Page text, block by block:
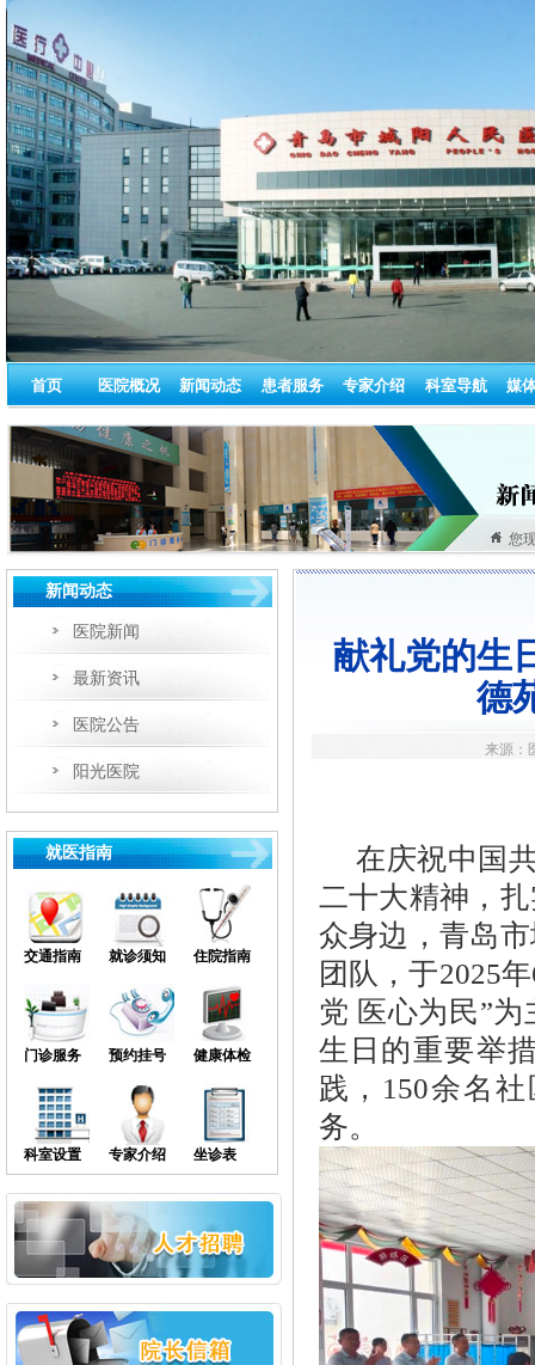
首页 医院概况 新闻动态 患者服务 专家介绍 科室导航 媒
您
新闻动态
医院新闻
最新资讯
医院公告
阳光医院
就医指南
交通指南 就诊须知 住院指南
门诊服务 预约挂号 健康体检
科室设置 专家介绍 坐诊表
献礼党的生
德
来源：
在庆祝中国
二十大精神，
众身边，青岛
团队，于2025
党 医心为民”
生日的重要举
践，150余名
务。